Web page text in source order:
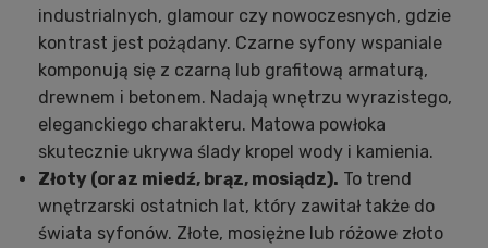
industrialnych, glamour czy nowoczesnych, gdzie
kontrast jest pożądany. Czarne syfony wspaniale
komponują się z czarną lub grafitową armaturą,
drewnem i betonem. Nadają wnętrzu wyrazistego,
eleganckiego charakteru. Matowa powłoka
skutecznie ukrywa ślady kropel wody i kamienia.
Złoty (oraz miedź, brąz, mosiądz). To trend
wnętrzarski ostatnich lat, który zawitał także do
świata syfonów. Złote, mosiężne lub różowe złoto